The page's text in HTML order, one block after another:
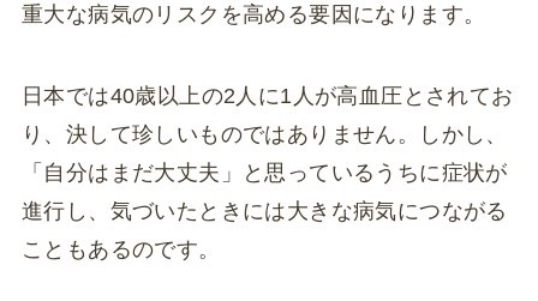
重大な病気のリスクを高める要因になります。
日本では40歳以上の2人に1人が高血圧とされてお
り、決して珍しいものではありません。しかし、
「自分はまだ大丈夫」と思っているうちに症状が
進行し、気づいたときには大きな病気につながる
こともあるのです。